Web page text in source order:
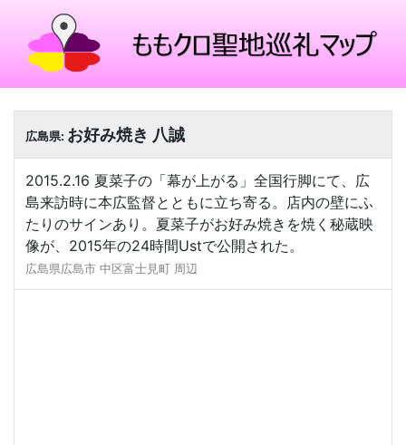
広島県: お好み焼き 八誠
2015.2.16 夏菜子の「幕が上がる」全国行脚にて、広
島来訪時に本広監督とともに立ち寄る。店内の壁にふ
たりのサインあり。夏菜子がお好み焼きを焼く秘蔵映
像が、2015年の24時間Ustで公開された。
広島県広島市 中区富士見町 周辺